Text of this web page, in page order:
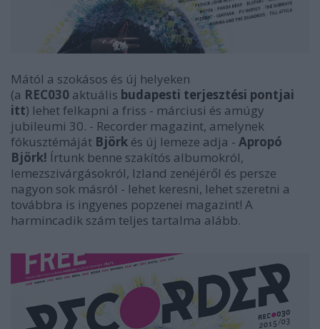
Mától a szokásos és új helyeken
(a REC030 aktuális budapesti terjesztési pontjai
itt) lehet felkapni a friss - márciusi és amúgy
jubileumi 30. - Recorder magazint, amelynek
fókusztémáját Björk és új lemeze adja - Apropó
Björk! Írtunk benne szakítós albumokról,
lemezszivárgásokról, Izland zenéjéről és persze
nagyon sok másról - lehet keresni, lehet szeretni a
továbbra is ingyenes popzenei magazint! A
harmincadik szám teljes tartalma alább.